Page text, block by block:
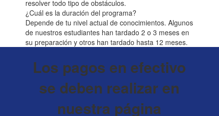
resolver todo tipo de obstáculos.
¿Cuál es la duración del programa?
Depende de tu nivel actual de conocimientos. Algunos
de nuestros estudiantes han tardado 2 o 3 meses en
su preparación y otros han tardado hasta 12 meses.
Los pagos en efectivo
se deben realizar en
nuestra página